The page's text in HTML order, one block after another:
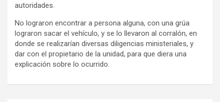
autoridades.
No lograron encontrar a persona alguna, con una grúa
lograron sacar el vehículo, y se lo llevaron al corralón, en
donde se realizarían diversas diligencias ministeriales, y
dar con el propietario de la unidad, para que diera una
explicación sobre lo ocurrido.